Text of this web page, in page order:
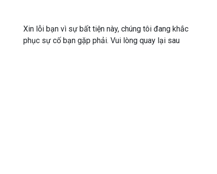
Xin lỗi bạn vì sự bất tiện này, chúng tôi đang khắc
phục sự cố bạn gặp phải. Vui lòng quay lại sau